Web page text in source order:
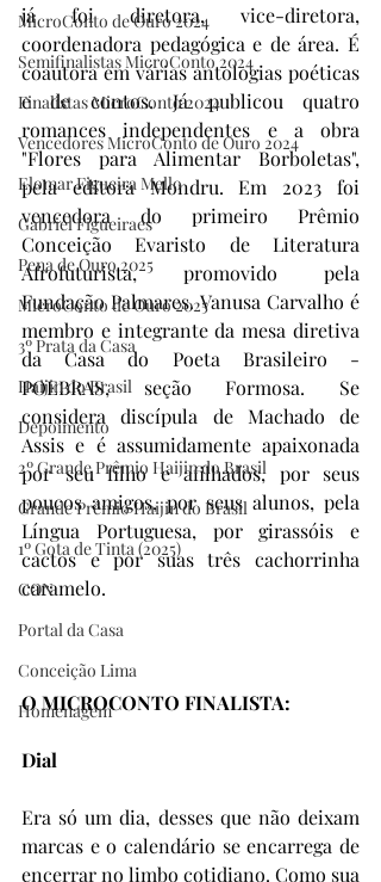
MicroConto de Ouro 2024
Semifinalistas MicroConto 2024
Finalistas MicroConto 2024
Vencedores MicroConto de Ouro 2024
Elomar Figueira Mello
Gabriel Figueiraes
Pena de Ouro 2025
MicroConto de Ouro 2025
3º Prata da Casa
Haijin do Brasil
Depoimento
2º Grande Prêmio Haijin do Brasil
Grande Prêmio Haijin do Brasil
1º Gota de Tinta (2025)
CON
Portal da Casa
Conceição Lima
Homenagem
já foi diretora, vice-diretora,
coordenadora pedagógica e de área. É
coautora em várias antologias poéticas
e de contos. Já publicou quatro
romances independentes e a obra
"Flores para Alimentar Borboletas",
pela editora Mondru. Em 2023 foi
vencedora do primeiro Prêmio
Conceição Evaristo de Literatura
Afrofuturista, promovido pela
Fundação Palmares. Vanusa Carvalho é
membro e integrante da mesa diretiva
da Casa do Poeta Brasileiro -
POEBRAS, seção Formosa. Se
considera discípula de Machado de
Assis e é assumidamente apaixonada
por seu filho e afilhados, por seus
poucos amigos, por seus alunos, pela
Língua Portuguesa, por girassóis e
cactos e por suas três cachorrinha
caramelo.
O MICROCONTO FINALISTA:
Dial
Era só um dia, desses que não deixam
marcas e o calendário se encarrega de
encerrar no limbo cotidiano. Como sua